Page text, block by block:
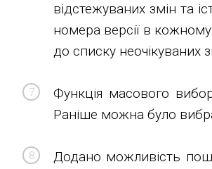
відстежуваних змін та
номера версії в
до списку
Функція масового
Раніше можна було
Додано можливість